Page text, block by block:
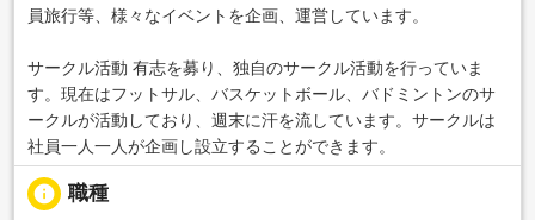
員旅行等、様々なイベントを企画、運営しています。
サークル活動 有志を募り、独自のサークル活動を行っていま
す。現在はフットサル、バスケットボール、バドミントンのサ
ークルが活動しており、週末に汗を流しています。サークルは
社員一人一人が企画し設立することができます。
info 職種